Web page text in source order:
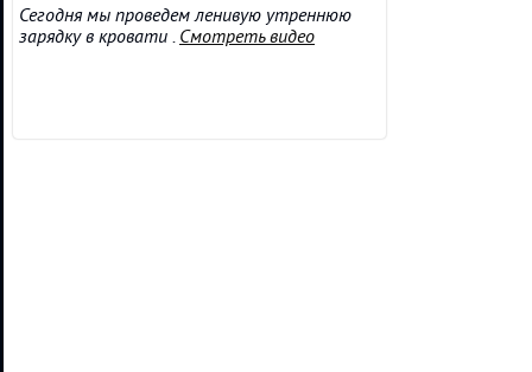
Сегодня мы проведем ленивую утреннюю
зарядку в кровати . Смотреть видео